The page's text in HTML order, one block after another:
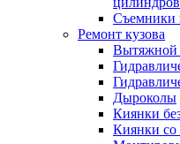
Съемники
Ремонт кузова
Вытяжной
Дыроколы
Киянки
Киянки со